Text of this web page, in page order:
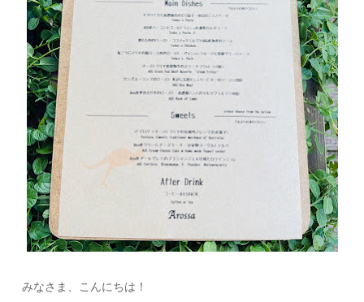
みなさま、こんにちは！